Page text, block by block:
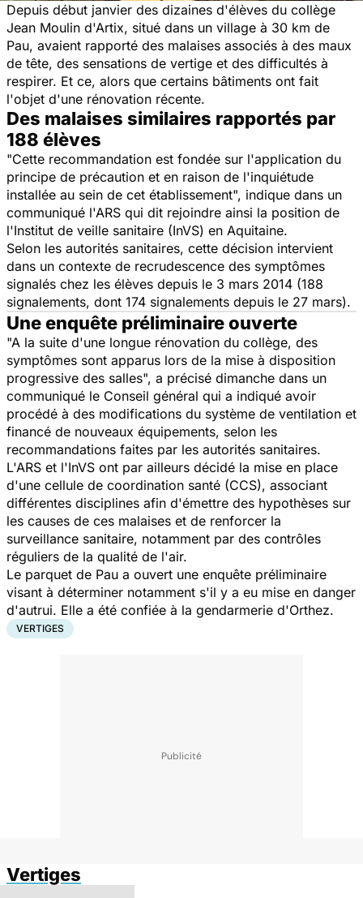
Depuis début janvier des dizaines d'élèves du collège
Jean Moulin d'Artix, situé dans un village à 30 km de
Pau, avaient rapporté des malaises associés à des maux
de tête, des sensations de vertige et des difficultés à
respirer. Et ce, alors que certains bâtiments ont fait
l'objet d'une rénovation récente.
Des malaises similaires rapportés par
188 élèves
"Cette recommandation est fondée sur l'application du
principe de précaution et en raison de l'inquiétude
installée au sein de cet établissement", indique dans un
communiqué l'ARS qui dit rejoindre ainsi la position de
l'Institut de veille sanitaire (InVS) en Aquitaine.
Selon les autorités sanitaires, cette décision intervient
dans un contexte de recrudescence des symptômes
signalés chez les élèves depuis le 3 mars 2014 (188
signalements, dont 174 signalements depuis le 27 mars).
Une enquête préliminaire ouverte
"A la suite d'une longue rénovation du collège, des
symptômes sont apparus lors de la mise à disposition
progressive des salles", a précisé dimanche dans un
communiqué le Conseil général qui a indiqué avoir
procédé à des modifications du système de ventilation et
financé de nouveaux équipements, selon les
recommandations faites par les autorités sanitaires.
L'ARS et l'InVS ont par ailleurs décidé la mise en place
d'une cellule de coordination santé (CCS), associant
différentes disciplines afin d'émettre des hypothèses sur
les causes de ces malaises et de renforcer la
surveillance sanitaire, notamment par des contrôles
réguliers de la qualité de l'air.
Le parquet de Pau a ouvert une enquête préliminaire
visant à déterminer notamment s'il y a eu mise en danger
d'autrui. Elle a été confiée à la gendarmerie d'Orthez.
VERTIGES
Vertiges